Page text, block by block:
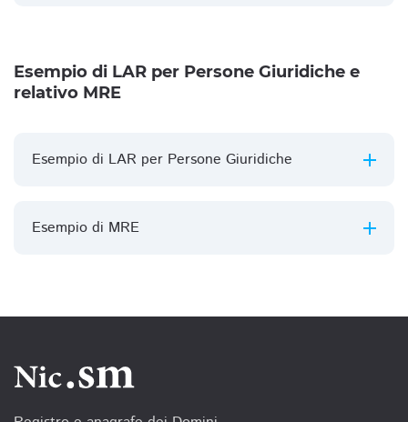
Esempio di LAR per Persone Giuridiche e
relativo MRE
Esempio di LAR per Persone Giuridiche
Esempio di MRE